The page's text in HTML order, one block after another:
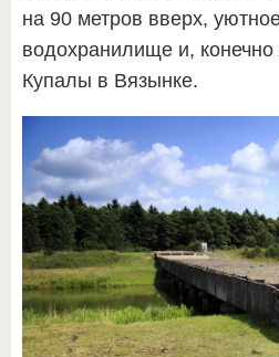
на 90 метров вверх,
водохранилище и,
Купалы в Вязынке.